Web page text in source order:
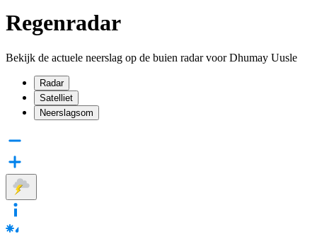
Regenradar
Bekijk de actuele neerslag op de buien radar voor Dhumay Uusle
Radar
Satelliet
Neerslagsom